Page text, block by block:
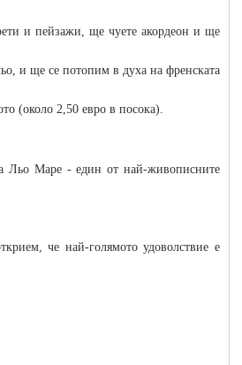
и пейзажи, ще чуете акордеон и ще
и ще се потопим в духа на френската
(около 2,50 евро в посока).
Льо Маре - един от най-живописните
че най-голямото удоволствие е